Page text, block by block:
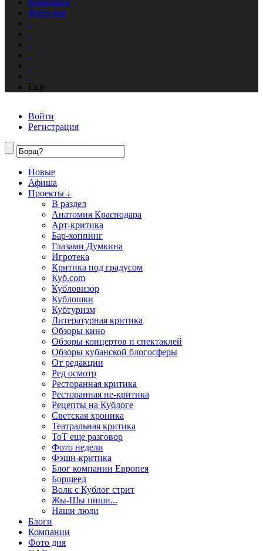
Компании
Фото дня
Еще
Войти
Регистрация
Новые
Афиша
Проекты ↓
В раздел
Анатомия Краснодара
Арт-критика
Бар-хоппинг
Глазами Думкина
Игротека
Критика под градусом
Куб.com
Кубловизор
Кублошки
Кубтуризм
Литературная критика
Обзоры кино
Обзоры концертов и спектаклей
Обзоры кубанской блогосферы
От редакции
Ред осмотр
Ресторанная критика
Ресторанная не-критика
Рецепты на Кублоге
Светская хроника
Театральная критика
ТоТ еще разговор
Фото недели
Фэшн-критика
Блог компании Европея
Борщеед
Волк с Кублог стрит
Жы-Шы пиши...
Наши люди
Блоги
Компании
Фото дня